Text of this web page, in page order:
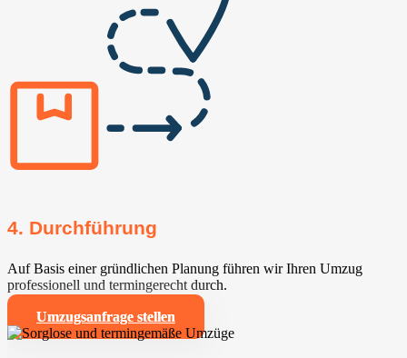
4. Durchführung
Auf Basis einer gründlichen Planung führen wir Ihren Umzug
professionell und termingerecht durch.
Umzugsanfrage stellen